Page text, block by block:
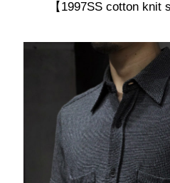
【1997SS cotton knit